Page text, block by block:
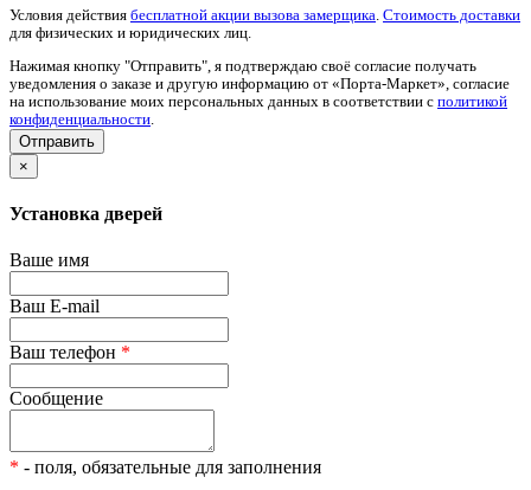
Условия действия бесплатной акции вызова замерщика Стоимость доставки
для физических и юридических лиц.
Нажимая кнопку "Отправить", я подтверждаю своё согласие получать
уведомления о заказе и другую информацию от «Порта-Маркет», согласие
на использование моих персональных данных в соответствии с политикой
конфиденциальности
×
Установка дверей
Ваше имя
Ваш E-mail
Ваш телефон *
Сообщение
* - поля, обязательные для заполнения